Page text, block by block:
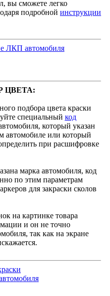
вы сможете легко
подробной инструкции
ЛКП автомобиля
ЦВЕТА:
подбора цвета краски
специальный код
который указан
автомобиле или который
при расшифровке
марка автомобиля, код
по этим параметрам
для закраски сколов
на картинке товара
и он не точно
так как на экране